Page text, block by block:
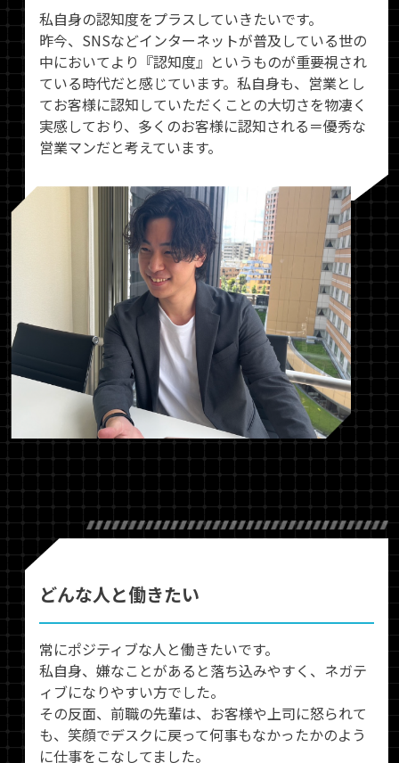
私自身の認知度をプラスしていきたいです。
昨今、SNSなどインターネットが普及している世の
中においてより『認知度』というものが重要視され
ている時代だと感じています。私自身も、営業とし
てお客様に認知していただくことの大切さを物凄く
実感しており、多くのお客様に認知される＝優秀な
営業マンだと考えています。
どんな人と働きたい
常にポジティブな人と働きたいです。
私自身、嫌なことがあると落ち込みやすく、ネガテ
ィブになりやすい方でした。
その反面、前職の先輩は、お客様や上司に怒られて
も、笑顔でデスクに戻って何事もなかったかのよう
に仕事をこなしてました。